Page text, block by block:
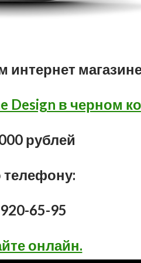
Design в черном
рублей
телефону:
65-95
онлайн.